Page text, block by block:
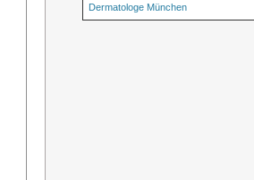
Dermatologe München